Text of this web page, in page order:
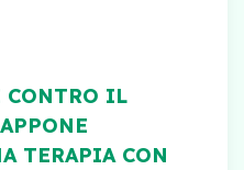
CONTRO IL
TERAPIA CON